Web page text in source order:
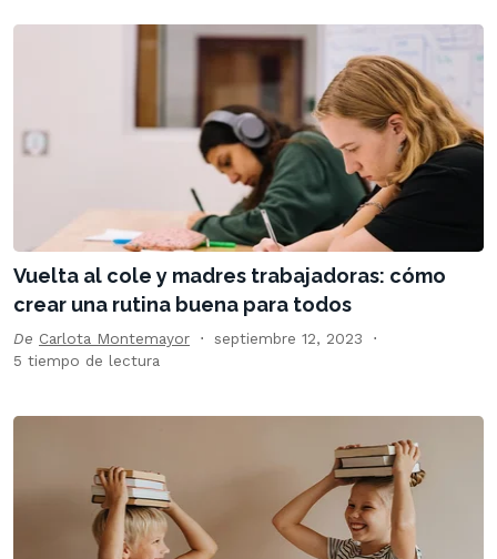
Vuelta al cole y madres trabajadoras: cómo
crear una rutina buena para todos
De Carlota Montemayor
septiembre 12, 2023
5 tiempo de lectura